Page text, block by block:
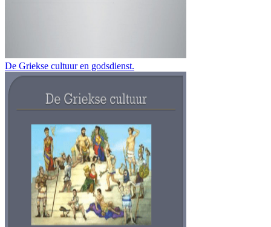
De Griekse cultuur en godsdienst.